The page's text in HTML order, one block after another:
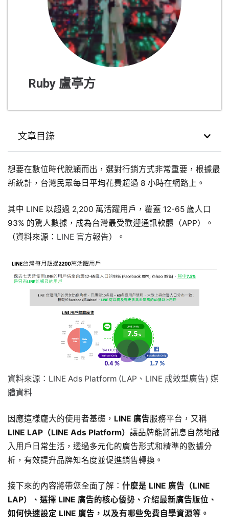
Ruby 盧亭方
文章目錄
想要在數位時代脫穎而出，選對行銷方式非常重要，根據最
新統計，台灣民眾每日平均花費超過 8 小時在網路上。
其中 LINE 以超過 2,200 萬活躍用戶，覆蓋 12-65 歲人口
93% 的驚人數據，成為台灣最受歡迎通訊軟體（APP）。
（資料來源： LINE 官方報告）。
資料來源：LINE Ads Platform (LAP、LINE 成效型廣告) 媒
體資料
因應這樣龐大的使用者基礎， LINE 廣告服務平台，又稱
LINE LAP（LINE Ads Platform） 讓品牌能將訊息自然地融
入用戶日常生活，透過多元化的廣告形式和精準的數據分
析，有效提升品牌知名度並促進銷售轉換。
接下來的內容將帶您全面了解： 什麼是 LINE 廣告（LINE
LAP）、選擇 LINE 廣告的核心優勢、介紹最新廣告版位、
如何快速設定 LINE 廣告，以及有哪些免費自學資源等。